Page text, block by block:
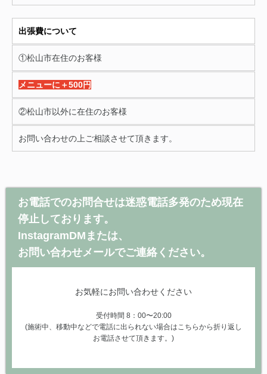
出張費について
①松山市在住のお客様
メニューに＋500円
②松山市以外に在住のお客様
お問い合わせの上ご相談させて頂きます。
お電話でのお問合せは迷惑電話多発のため現在
停止しております。
InstagramDMまたは、
お問い合わせメールでご連絡ください。
お気軽にお問い合わせください
受付時間 8：00〜20:00
(施術中、移動中などで電話に出られない場合はこちらから折り返し
お電話させて頂きます。)